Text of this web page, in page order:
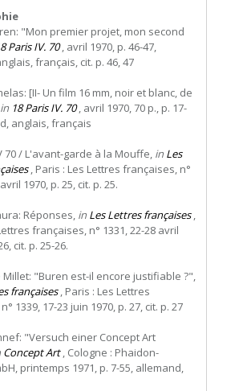
"Mon premier projet, mon second
Paris IV. 70, avril 1970, p. 46-47,
français, cit. p. 46, 47
[II- Un film 16 mm, noir et blanc, de
in 18 Paris IV. 70, avril 1970, 70 p., p. 17-
anglais, français
70 / L'avant-garde à la Mouffe, in Les
, Paris : Les Lettres françaises, n°
1970, p. 25, cit. p. 25.
Réponses, in Les Lettres françaises,
françaises, n° 1331, 22-28 avril
cit. p. 25-26.
"Buren est-il encore justifiable ?",
françaises, Paris : Les Lettres
1339, 17-23 juin 1970, p. 27, cit. p. 27
"Versuch einer Concept Art
Concept Art, Cologne : Phaidon-
printemps 1971, p. 7-55, allemand,